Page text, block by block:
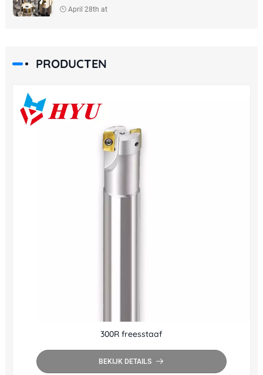
April 28th at
PRODUCTEN
300R freesstaaf
BEKIJK DETAILS